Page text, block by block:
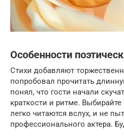
Особенности
Стихи добавляют
попробовал прочитать
понял, что гости начали
краткости и ритме.
легко читаются вслух, и не
профессионального актера.